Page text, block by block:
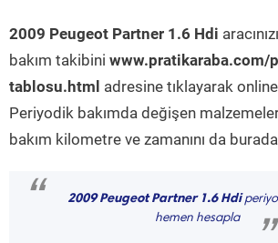
2009 Peugeot Partner 1.6 Hdi
bakım takibini www.pratikaraba.com/
tablosu.html adresine tıklayarak
Periyodik bakımda değişen
bakım kilometre ve zamanını da
“ 2009 Peugeot Partner 1.6 Hdi
hemen hesapla